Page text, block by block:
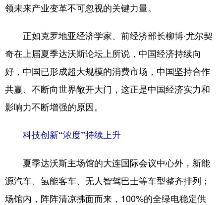
领未来产业变革不可忽视的关键力量。
正如克罗地亚经济学家、前经济部长柳博·尤尔契
奇在上届夏季达沃斯论坛上所说，中国经济持续向
好，中国已形成超大规模的消费市场，中国坚持合作
共赢、不断向世界敞开大门，这正是中国经济实力和
影响力不断增强的原因。
科技创新“浓度”持续上升
夏季达沃斯主场馆的大连国际会议中心外，新能
源汽车、氢能客车、无人智驾巴士等车型整齐排列；
场馆内，阵阵清凉拂面而来，100%的全绿电稳定供